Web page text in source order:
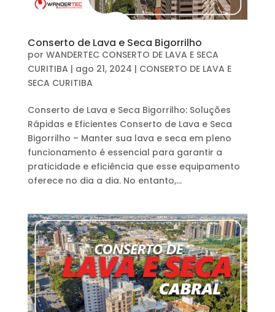
Conserto de Lava e Seca Bigorrilho
por WANDERTEC CONSERTO DE LAVA E SECA
CURITIBA | ago 21, 2024 | CONSERTO DE LAVA E
SECA CURITIBA
Conserto de Lava e Seca Bigorrilho: Soluções
Rápidas e Eficientes Conserto de Lava e Seca
Bigorrilho – Manter sua lava e seca em pleno
funcionamento é essencial para garantir a
praticidade e eficiência que esse equipamento
oferece no dia a dia. No entanto,...